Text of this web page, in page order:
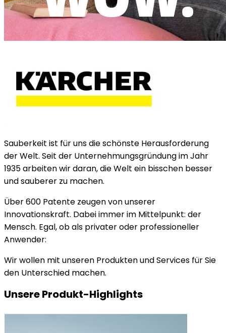
Sauberkeit ist für uns die schönste Herausforderung
der Welt. Seit der Unternehmungsgründung im Jahr
1935 arbeiten wir daran, die Welt ein bisschen besser
und sauberer zu machen.
Über 600 Patente zeugen von unserer
Innovationskraft. Dabei immer im Mittelpunkt: der
Mensch. Egal, ob als privater oder professioneller
Anwender:
Wir wollen mit unseren Produkten und Services für Sie
den Unterschied machen.
Unsere Produkt-Highlights